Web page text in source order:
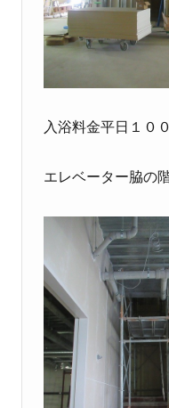
入浴料金平日１０
エレベーター脇の